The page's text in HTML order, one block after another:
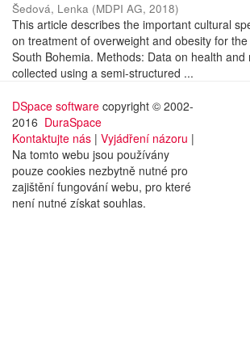
Šedová, Lenka (MDPI AG, 2018)
This article describes the important cultural
on treatment of overweight and obesity for
South Bohemia. Methods: Data on health and
collected using a semi-structured ...
DSpace software copyright © 2002-
2016 DuraSpace
Kontaktujte nás | Vyjádření názoru |
Na tomto webu jsou používány
pouze cookies nezbytně nutné pro
zajištění fungování webu, pro které
není nutné získat souhlas.